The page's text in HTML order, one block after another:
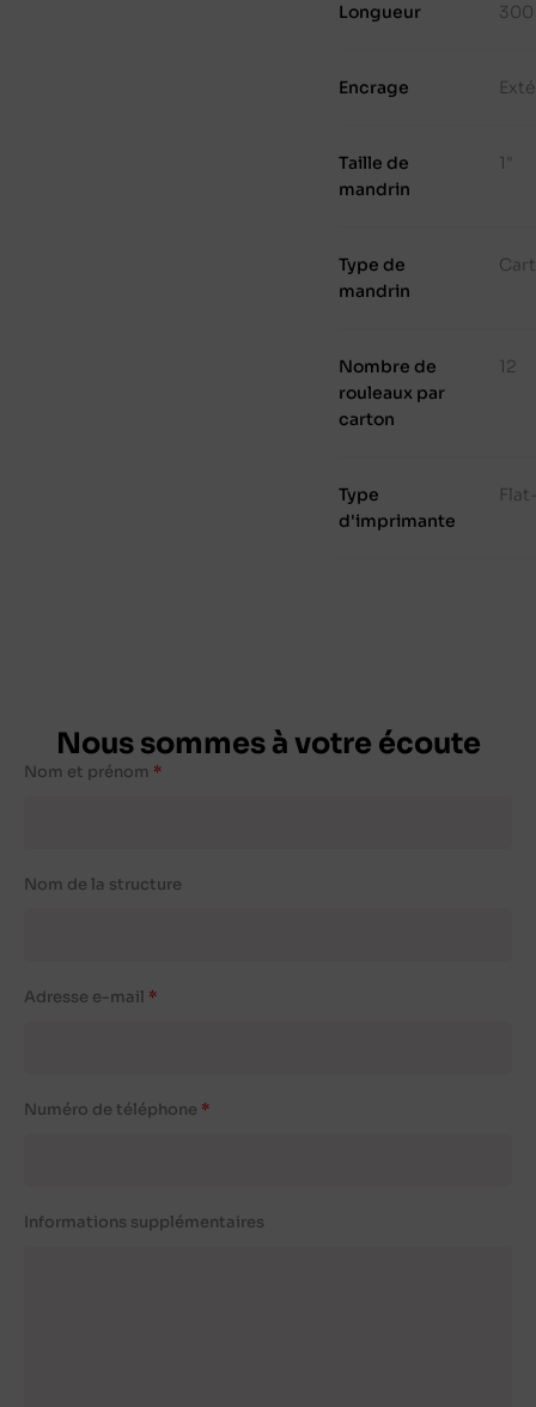
Longueur 300
Encrage
Taille de
mandrin
1"
Type de
mandrin
Nombre de
rouleaux par
carton
12
Type
d'imprimante
Nous sommes à votre écoute
Nom et prénom
Nom de la structure
Adresse e-mail
Numéro de téléphone
Informations supplémentaires